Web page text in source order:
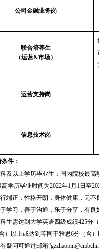
公司金融业务岗
联合培养生
（运营&市场）
运营支持岗
信息技术岗
条件：
科及以上学历毕业生 ；国内院校最高
高学历毕业时间为2022年1月1日 至
端正，性格开朗， 身体健康， 无不
于学习，善于沟通，乐于分享 ，有良
生需达到大学英语四级成绩425分
）
以上或达到 等同于雅思6分（含
疑问可通过邮箱“